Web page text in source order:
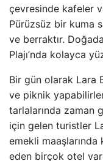
çevresinde kafeler
Pürüzsüz bir kuma
ve berraktır.
Plajı’nda kolayca
Bir gün olarak Lara
ve piknik
tarlalarında zaman
için gelen turistler
emekli
eden birçok otel